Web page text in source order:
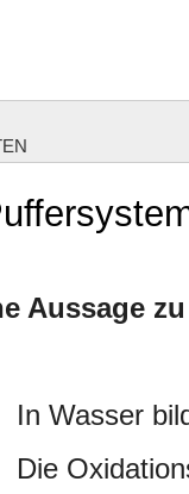
Aussage zu
In Wasser
Die